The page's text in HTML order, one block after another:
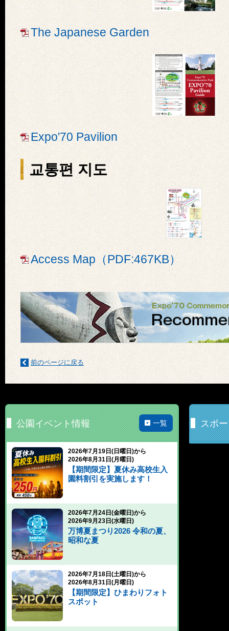
The Japanese Garden
Expo'70 Pavilion
교통편 지도
Access Map（PDF:467KB）
前のページに戻る
公園イベント情報 一覧
2026年7月19日(日曜日)から
2026年8月31日(月曜日)
【期間限定】夏休み高校生入
園料割引を実施します！
2026年7月24日(金曜日)から
2026年9月23日(水曜日)
万博夏まつり2026 令和の夏、
昭和な夏
2026年7月18日(土曜日)から
2026年8月31日(月曜日)
【期間限定】ひまわりフォト
スポット
スポ